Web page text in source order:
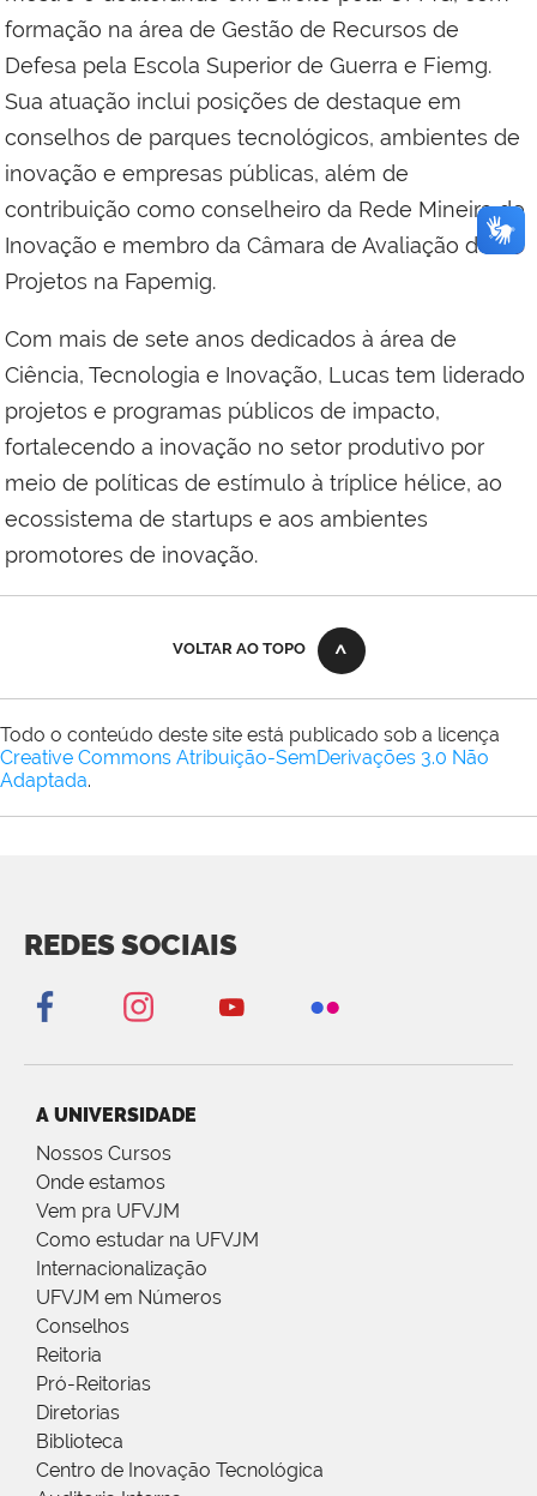
formação na área de Gestão de Recursos de
Defesa pela Escola Superior de Guerra e Fiemg.
Sua atuação inclui posições de destaque em
conselhos de parques tecnológicos, ambientes de
inovação e empresas públicas, além de
contribuição como conselheiro da Rede Mineira de
Inovação e membro da Câmara de Avaliação de
Projetos na Fapemig.
Com mais de sete anos dedicados à área de
Ciência, Tecnologia e Inovação, Lucas tem liderado
projetos e programas públicos de impacto,
fortalecendo a inovação no setor produtivo por
meio de políticas de estímulo à tríplice hélice, ao
ecossistema de startups e aos ambientes
promotores de inovação.
VOLTAR AO TOPO
Todo o conteúdo deste site está publicado sob a licença
Creative Commons Atribuição-SemDerivações 3.0 Não
Adaptada.
REDES SOCIAIS
A UNIVERSIDADE
Nossos Cursos
Onde estamos
Vem pra UFVJM
Como estudar na UFVJM
Internacionalização
UFVJM em Números
Conselhos
Reitoria
Pró-Reitorias
Diretorias
Biblioteca
Centro de Inovação Tecnológica